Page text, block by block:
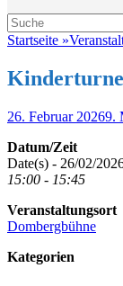
Suche
Suche
nach:
Startseite »
Veröffentlicht
26. Februar 20269.
Datum/Zeit
Date(s) - 26/02/
15:00 - 15:45
Veranstaltungsort
Dombergbühne
Kategorien